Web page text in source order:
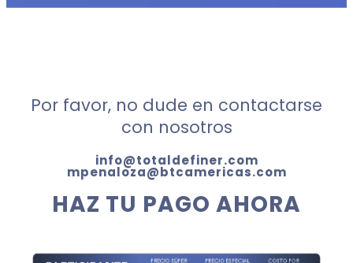
Por favor, no dude en contactarse
con nosotros
info@totaldefiner.com
mpenaloza@btcamericas.com
HAZ TU PAGO AHORA